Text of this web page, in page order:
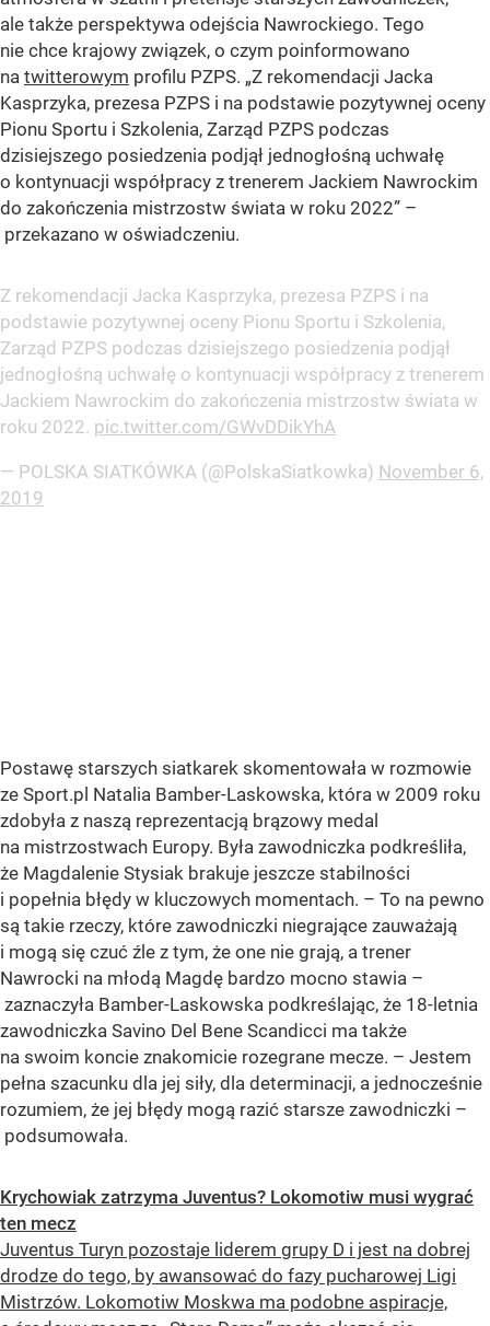
ale także perspektywa odejścia Nawrockiego. Tego
nie chce krajowy związek, o czym poinformowano
na twitterowym profilu PZPS. „Z rekomendacji Jacka
Kasprzyka, prezesa PZPS i na podstawie pozytywnej oceny
Pionu Sportu i Szkolenia, Zarząd PZPS podczas
dzisiejszego posiedzenia podjął jednogłośną uchwałę
o kontynuacji współpracy z trenerem Jackiem Nawrockim
do zakończenia mistrzostw świata w roku 2022” –
przekazano w oświadczeniu.
Z rekomendacji Jacka Kasprzyka, prezesa PZPS i na
podstawie pozytywnej oceny Pionu Sportu i Szkolenia,
Zarząd PZPS podczas dzisiejszego posiedzenia podjął
jednogłośną uchwałę o kontynuacji współpracy z trenerem
Jackiem Nawrockim do zakończenia mistrzostw świata w
roku 2022. pic.twitter.com/GWvDDikYhA
— POLSKA SIATKÓWKA (@PolskaSiatkowka) November 6,
2019
Postawę starszych siatkarek skomentowała w rozmowie
ze Sport.pl Natalia Bamber-Laskowska, która w 2009 roku
zdobyła z naszą reprezentacją brązowy medal
na mistrzostwach Europy. Była zawodniczka podkreśliła,
że Magdalenie Stysiak brakuje jeszcze stabilności
i popełnia błędy w kluczowych momentach. – To na pewno
są takie rzeczy, które zawodniczki niegrające zauważają
i mogą się czuć źle z tym, że one nie grają, a trener
Nawrocki na młodą Magdę bardzo mocno stawia –
zaznaczyła Bamber-Laskowska podkreślając, że 18-letnia
zawodniczka Savino Del Bene Scandicci ma także
na swoim koncie znakomicie rozegrane mecze. – Jestem
pełna szacunku dla jej siły, dla determinacji, a jednocześnie
rozumiem, że jej błędy mogą razić starsze zawodniczki –
podsumowała.
Krychowiak zatrzyma Juventus? Lokomotiw musi wygrać
ten mecz
Juventus Turyn pozostaje liderem grupy D i jest na dobrej
drodze do tego, by awansować do fazy pucharowej Ligi
Mistrzów. Lokomotiw Moskwa ma podobne aspiracje,